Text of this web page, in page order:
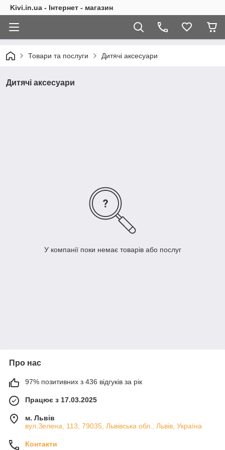
Kivi.in.ua - Інтернет - магазин
Товари та послуги Дитячі аксесуари
Дитячі аксесуари
У компанії поки немає товарів або послуг
Про нас
97% позитивних з 436 відгуків за рік
Працює з 17.03.2025
м. Львів
вул.Зелена, 113, 79035, Львівська обл., Львів, Україна
Контакти